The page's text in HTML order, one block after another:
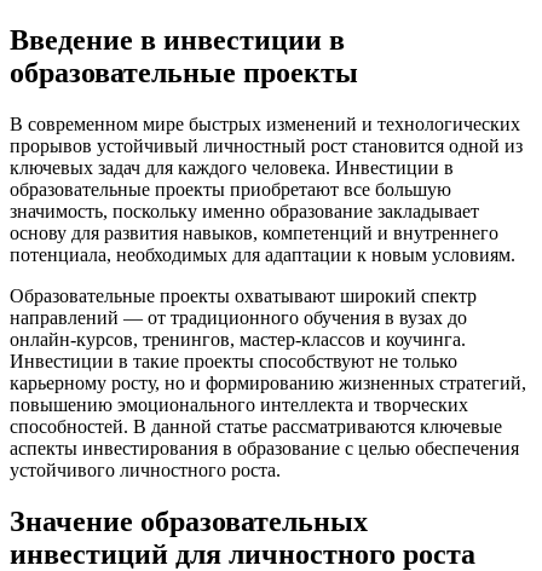
Введение в инвестиции в
образовательные проекты
В современном мире быстрых изменений и технологических
прорывов устойчивый личностный рост становится одной из
ключевых задач для каждого человека. Инвестиции в
образовательные проекты приобретают все большую
значимость, поскольку именно образование закладывает
основу для развития навыков, компетенций и внутреннего
потенциала, необходимых для адаптации к новым условиям.
Образовательные проекты охватывают широкий спектр
направлений — от традиционного обучения в вузах до
онлайн-курсов, тренингов, мастер-классов и коучинга.
Инвестиции в такие проекты способствуют не только
карьерному росту, но и формированию жизненных стратегий,
повышению эмоционального интеллекта и творческих
способностей. В данной статье рассматриваются ключевые
аспекты инвестирования в образование с целью обеспечения
устойчивого личностного роста.
Значение образовательных
инвестиций для личностного роста